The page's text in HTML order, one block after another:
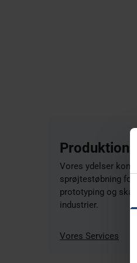
Vores ydelser
sprøjtestøbning for
prototyping og
industrier.
Vores Services